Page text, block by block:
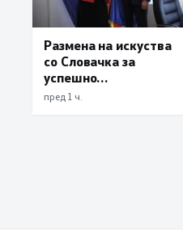
Размена на искуства
со Словачка за
успешно
спроведување на
пред 1 ч.